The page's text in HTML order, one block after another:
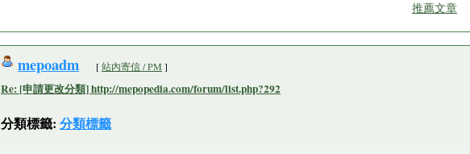
推薦文章
mepoadm [站內寄信 / PM ]
Re: [申請更改分類] http://mepopedia.com/forum/list.php?292
分類標籤: 分類標籤